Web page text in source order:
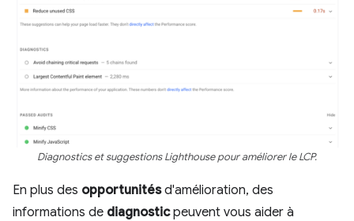
Diagnostics et suggestions Lighthouse pour améliorer le LCP.
En plus des opportunitésd'amélioration, des
informations de diagnosticpeuvent vous aider à